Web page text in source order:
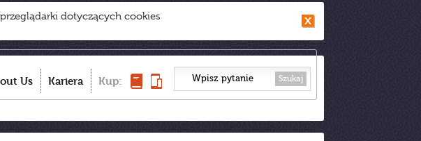
dotyczących cookies
Us Kariera Kup: Szukaj